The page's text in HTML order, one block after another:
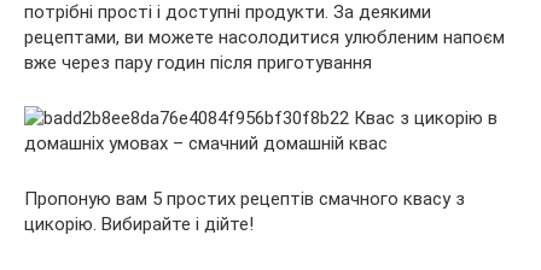
потрібні прості і доступні продукти. За деякими
рецептами, ви можете насолодитися улюбленим напоєм
вже через пару годин після приготування
Пропоную вам 5 простих рецептів смачного квасу з
цикорію. Вибирайте і дійте!